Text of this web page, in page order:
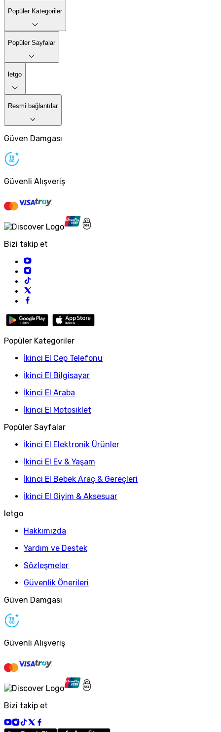
Popüler Kategoriler
Popüler Sayfalar
letgo
Resmi bağlantılar
Güven Damgası
Güvenli Alışveriş
Bizi takip et
Popüler Kategoriler
İkinci El Cep Telefonu
İkinci El Bilgisayar
İkinci El Araba
İkinci El Motosiklet
Popüler Sayfalar
İkinci El Elektronik Ürünler
İkinci El Ev & Yaşam
İkinci El Bebek Araç & Gereçleri
İkinci El Giyim & Aksesuar
letgo
Hakkımızda
Yardım ve Destek
Sözleşmeler
Güvenlik Önerileri
Güven Damgası
Güvenli Alışveriş
Bizi takip et